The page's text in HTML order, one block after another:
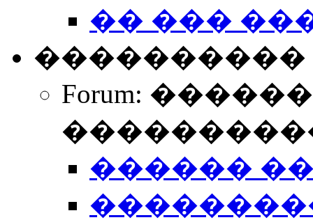
�� ���
����������
Forum:
������